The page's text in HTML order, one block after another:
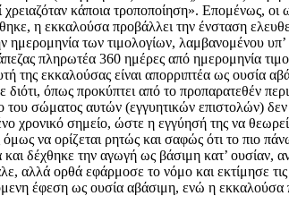
χρειαζόταν κάποια τροποποίηση». Επομένως,
η εκκαλούσα προβάλλει την ένσταση
ημερομηνία των τιμολογίων, λαμβανομένου
πληρωτέα 360 ημέρες από ημερομηνία
εκκαλούσας είναι απορριπτέα ως ουσία
διότι, όπως προκύπτει από το προπαρατεθέν
σώματος αυτών (εγγυητικών επιστολών) δεν
χρονικό σημείο, ώστε η εγγύησή της να
να ορίζεται ρητώς και σαφώς ότι το
και δέχθηκε την αγωγή ως βάσιμη κατ’
αλλά ορθά εφάρμοσε το νόμο και εκτίμησε τις
έφεση ως ουσία αβάσιμη, ενώ η εκκαλούσα